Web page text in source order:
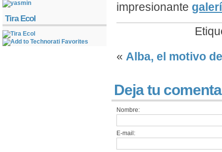
impresionante
« Alba, el motivo
Deja tu
Nombre:
E-mail:
Tira Ecol